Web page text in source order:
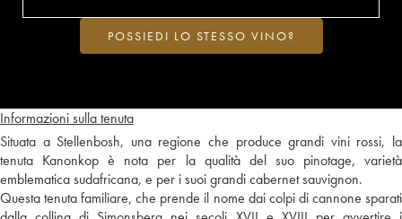
Informazioni sulla tenuta
Situata a Stellenbosh, una regione che produce grandi vini rossi, la
tenuta Kanonkop è nota per la qualità del suo pinotage, varietà
emblematica sudafricana, e per i suoi grandi cabernet sauvignon.
Questa tenuta familiare, che prende il nome dai colpi di cannone sparati
POSSIEDI LO STESSO VINO?